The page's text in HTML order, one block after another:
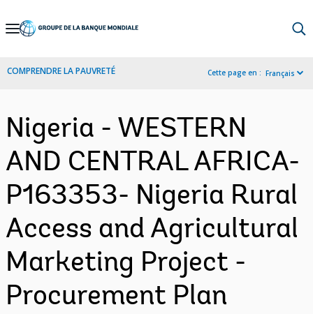
Skip
Navigation
COMPRENDRE LA PAUVRETÉ Cette page en : Français
Nigeria - WESTERN
AND CENTRAL AFRICA-
P163353- Nigeria Rural
Access and Agricultural
Marketing Project -
Procurement Plan